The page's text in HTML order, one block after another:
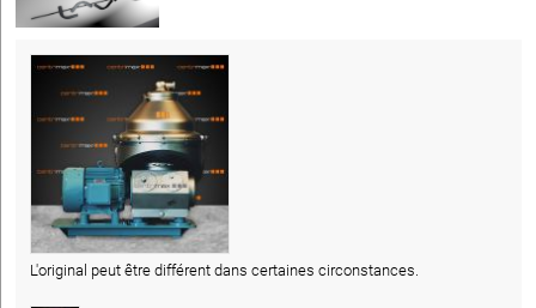
L'original peut être différent dans certaines circonstances.